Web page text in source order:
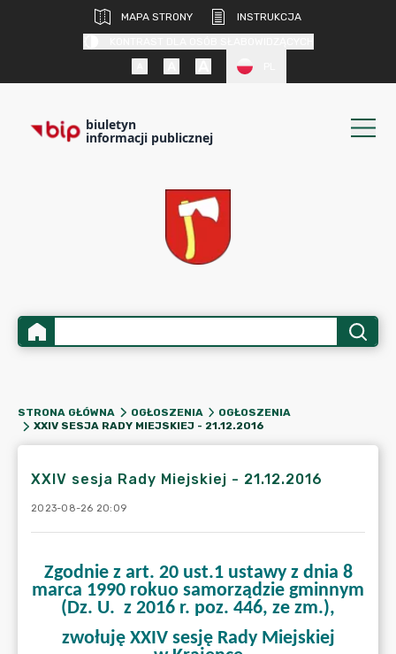
MAPA STRONY
INSTRUKCJA
biuletyn
informacji publicznej
STRONA GŁÓWNA OGŁOSZENIA
OGŁOSZENIA
XXIV SESJA RADY MIEJSKIEJ - 21.12.2016
XXIV sesja Rady Miejskiej - 21.12.2016
2023-08-26 20:09